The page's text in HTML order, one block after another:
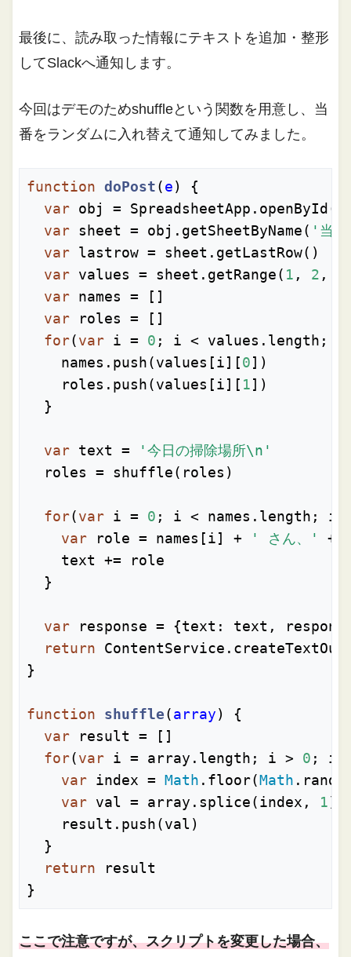
最後に、読み取った情報にテキストを追加・整形
してSlackへ通知します。
今回はデモのためshuffleという関数を用意し、当
番をランダムに入れ替えて通知してみました。
function doPost(e) {
var obj = SpreadsheetApp.openById(
var sheet = obj.getSheetByName( '当番
var lastrow = sheet.getLastRow()
var values = sheet.getRange( 1 , 2 ,
var names = []
var roles = []
for(var i = 0 ; i < values.length;
    names.push(values[i][
0])
    roles.push(values[i][
1])
  }
var text =
'今日の掃除場所\n'
  roles = shuffle(roles)
for(var i = 0 ; i < names.length;
var role = names[i] + ' さん、'
+
    text += role
  }
var response = {text : text,
return
}
function shuffle(array) {
var result = []
for(var i = array.length; i > 0 ;
var index = Math .floor(Math
var val = array.splice(index, 1)[
    result.push(val)
  }
return result
}
ここで注意ですが、スクリプトを変更した場合、